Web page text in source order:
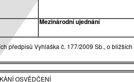
Mezinárodní ujednání
předpisů Vyhláška č. 177/2009 Sb., o
OSVĚDČENÍ